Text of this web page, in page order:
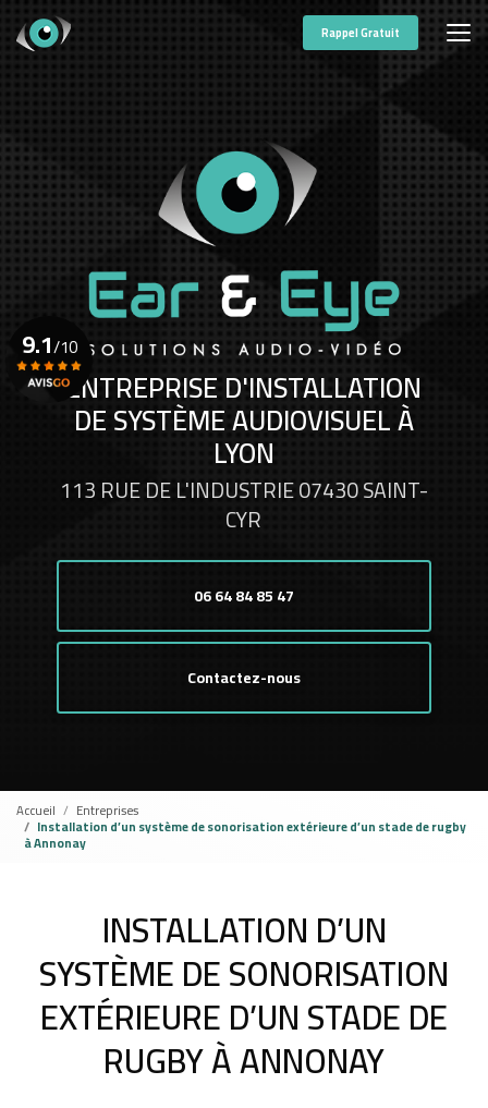
contenu
Rappel Gratuit
ENTREPRISE D'INSTALLATION
DE SYSTÈME AUDIOVISUEL À
LYON
113 RUE DE L'INDUSTRIE 07430 SAINT-
CYR
06 64 84 85 47
Contactez-nous
9.1/10
Voir le certificat
Accueil Entreprises
Installation d’un système de sonorisation extérieure d’un stade de rugby
à Annonay
INSTALLATION D’UN
SYSTÈME DE SONORISATION
EXTÉRIEURE D’UN STADE DE
RUGBY À ANNONAY